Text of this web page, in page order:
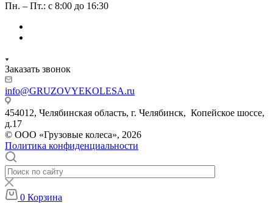
Пн. – Пт.: с 8:00 до 16:30
Заказать звонок
info@GRUZOVYEKOLESA.ru
454012, Челябинская область, г. Челябинск, Копейское шоссе,
д.17
© ООО «Грузовые колеса», 2026
Политика конфиденциальности
0 Корзина